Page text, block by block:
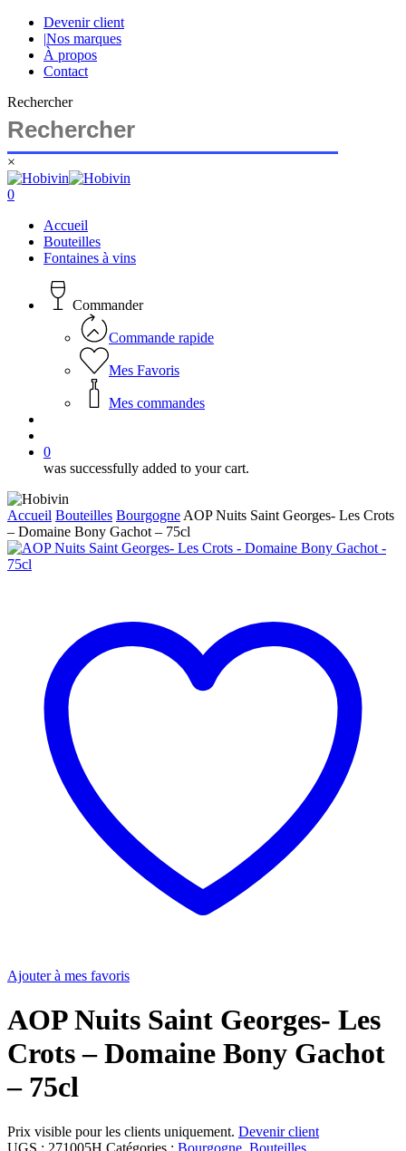
Skip
main
content
Devenir client
|Nos marques
À propos
Contact
Rechercher
×
Close
Search
search
account
0
Accueil
Bouteilles
Fontaines à vins
Commander
Commande rapide
Mes Favoris
Mes commandes
0
was successfully added to your cart.
Accueil Bouteilles Bourgogne AOP Nuits Saint Georges- Les Crots
– Domaine Bony Gachot – 75cl
Ajouter à mes favoris
AOP Nuits Saint Georges- Les
Crots – Domaine Bony Gachot
– 75cl
Prix visible pour les clients uniquement. Devenir client
UGS : 271005H Catégories : Bourgogne, Bouteilles